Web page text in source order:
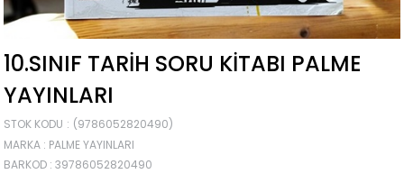
10.SINIF TARIH SORU KITABI PALME
YAYINLARI
STOK KODU
(9786052820490)
MARKA : PALME YAYINLARI
BARKOD : 39786052820490